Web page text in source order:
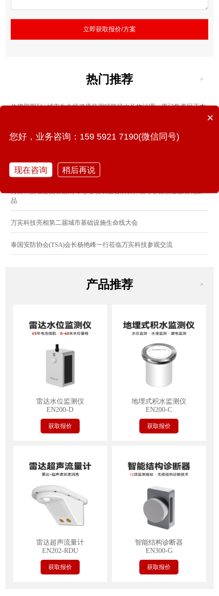
立即获取报价/方案
热门推荐 >
住建部期刊 | 城市生命线健康监测赋能排水长效治理：厦门集美区正本
金砖国家政府官员齐聚凤凰花实验室，万宾科技展示城市生命线监
万宾科技亮相2026城市更新研讨会：分享AI感知防控创新方案
万宾科技在全国桥梁高峰论坛 发表主旨演讲并发布桥梁安全数智化新
品
万宾科技亮相第二届城市基础设施生命线大会
泰国安防协会(TSA)会长杨艳峰一行莅临万宾科技参观交流
产品推荐 >
雷达水位监测仪
EN200-D
获取报价
地埋式积水监测仪
EN200-C
获取报价
雷达超声流量计
EN202-RDU
获取报价
智能结构诊断器
EN300-G
获取报价
×
您好，业务咨询：159 5921 7190(微信同号)
现在咨询 稍后再说